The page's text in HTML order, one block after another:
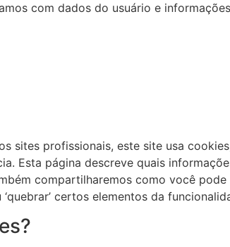
com dados do usuário e
sites profissionais, este site usa
Esta página descreve quais
compartilharemos como você
certos elementos da